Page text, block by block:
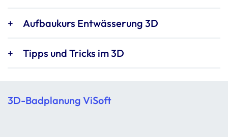
Aufbaukurs Entwässerung 3D
Tipps und Tricks im 3D
3D-Badplanung ViSoft